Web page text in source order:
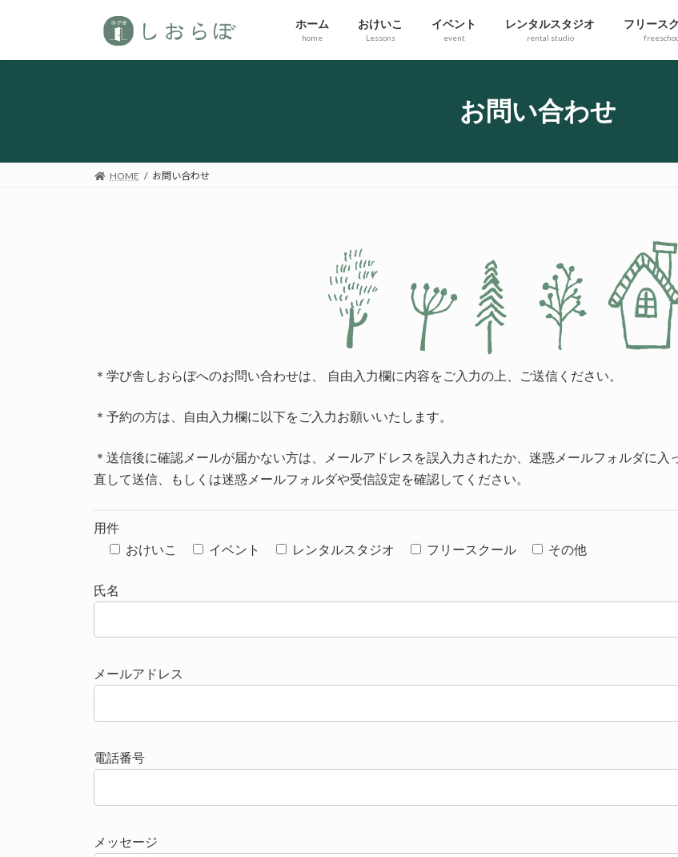
ッ
移
ホーム
home
おけいこ
Lessons
イベント
event
レンタルスタジオ
rental studio
フリース
お問い合わせ
HOME お問い合わせ
＊学び舎しおらぼへのお問い合わせは、 自由入力欄に内容をご入力の上、ご送信ください。
＊予約の方は、自由入力欄に以下をご入力お願いいたします。
＊送信後に確認メールが届かない方は、メールアドレスを誤入力されたか、迷惑メールフォルダに
直して送信、もしくは迷惑メールフォルダや受信設定を確認してください。
用件
おけいこ
イベント レンタルスタジオ フリースクール その他
氏名
メールアドレス
電話番号
メッセージ